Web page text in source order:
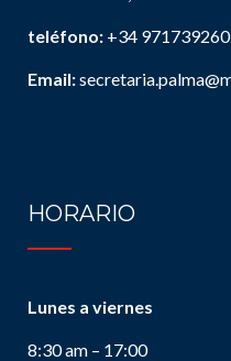
teléfono: +34 971739260
Email:
HORARIO
Lunes a viernes
8:30 am – 17:00